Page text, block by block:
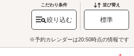
にはかつて軍港が置かれ、洋式艦隊の訓練が
園には今でも「天保山砲台跡」が残ってい
鹿児島県を代表する火山「
」やロケ
鹿児島市立科学館」にも行ってみましょ
ラネタリウムとドームシネマを上映してお
態や、宇宙をテーマにした作品が上映され
こだわり条件
絞り込む
並び替え
標準
※予約カレンダーは20:50時点の情報です